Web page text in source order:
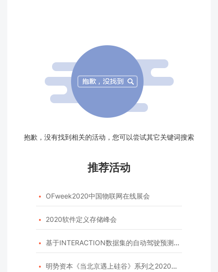
抱歉，没有找到相关的活动，您可以尝试其它关键词搜索
推荐活动
 OFweek2020中国物联网在线展会
 2020软件定义存储峰会
 基于INTERACTION数据集的自动驾驶预测模型挑战赛
 明势资本《当北京遇上硅谷》系列之2020年度开源峰会